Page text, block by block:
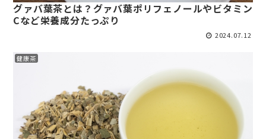
グァバ葉茶とは？グァバ葉ポリフェノールやビタミン
Cなど栄養成分たっぷり
2024.07.12
健康茶